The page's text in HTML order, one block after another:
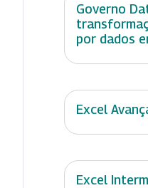
Governo
por dados
Excel
Excel